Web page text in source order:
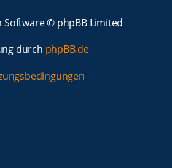
© phpBB Limited
durch phpBB.de